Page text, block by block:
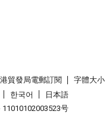
貿發局電郵訂閱
字體大小
한국어
日本語
号